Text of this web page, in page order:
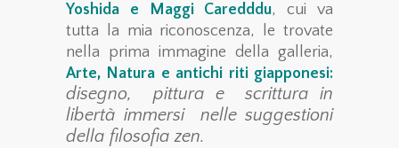
Yoshida e Maggi Caredddu, cui va
tutta la mia riconoscenza, le trovate
nella prima immagine della galleria,
Arte, Natura e antichi riti giapponesi:
disegno, pittura e scrittura in
libertà immersi nelle suggestioni
della filosofia zen.